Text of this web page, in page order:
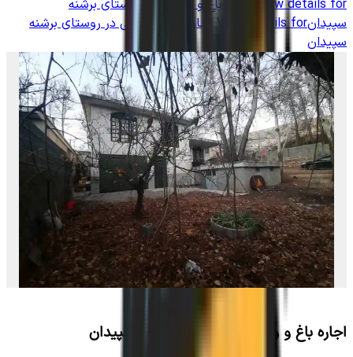
View details for
اجاره باغ و ویلایی در روستای برشنه
سپیدانView details for
اجاره باغ و ویلایی در روستای برشنه
سپیدان
اجاره باغ و ویلایی در روستای برشنه سپیدان